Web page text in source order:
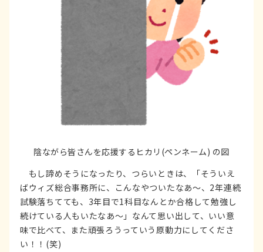
陰ながら皆さんを応援するヒカリ(ペンネーム) の図
もし諦めそうになったり、つらいときは、「そういえ
ばウィズ総合事務所に、こんなやついたなあ～、2年連続
試験落ちてても、3年目で1科目なんとか合格して勉強し
続けている人もいたなあ～」なんて思い出して、いい意
味で比べて、また頑張ろうっていう原動力にしてくださ
い！！(笑)